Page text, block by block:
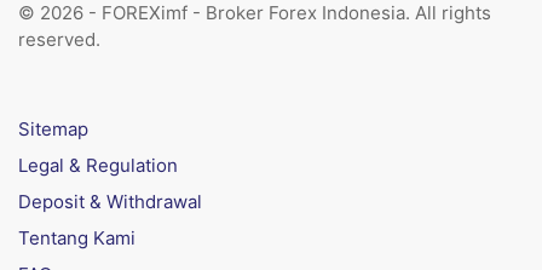
© 2026 - FOREXimf - Broker Forex Indonesia. All rights
reserved.
Sitemap
Legal & Regulation
Deposit & Withdrawal
Tentang Kami